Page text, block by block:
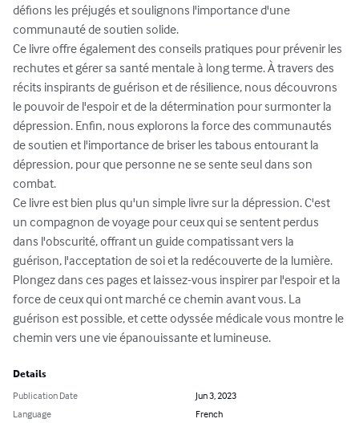
défions les préjugés et soulignons l'importance d'une
communauté de soutien solide.
Ce livre offre également des conseils pratiques pour prévenir les
rechutes et gérer sa santé mentale à long terme. À travers des
récits inspirants de guérison et de résilience, nous découvrons
le pouvoir de l'espoir et de la détermination pour surmonter la
dépression. Enfin, nous explorons la force des communautés
de soutien et l'importance de briser les tabous entourant la
dépression, pour que personne ne se sente seul dans son
combat.
Ce livre est bien plus qu'un simple livre sur la dépression. C'est
un compagnon de voyage pour ceux qui se sentent perdus
dans l'obscurité, offrant un guide compatissant vers la
guérison, l'acceptation de soi et la redécouverte de la lumière.
Plongez dans ces pages et laissez-vous inspirer par l'espoir et la
force de ceux qui ont marché ce chemin avant vous. La
guérison est possible, et cette odyssée médicale vous montre le
chemin vers une vie épanouissante et lumineuse.
Details
Publication Date
Jun 3, 2023
Language
French